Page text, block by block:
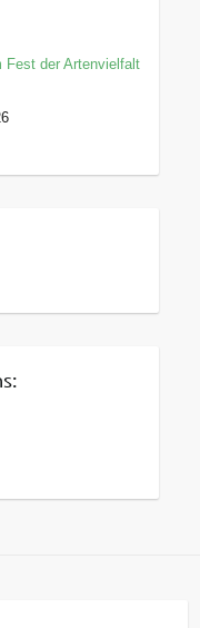
Fest der Artenvielfalt